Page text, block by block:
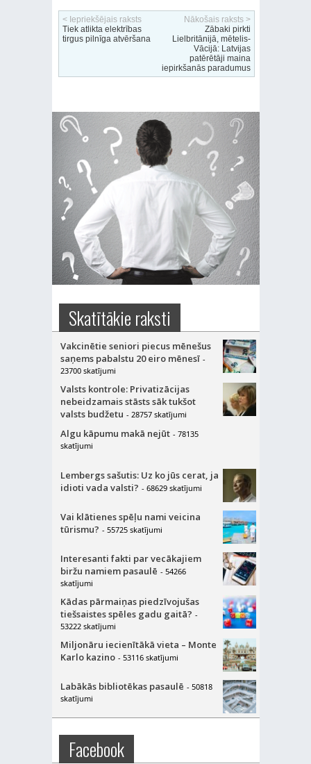
< Iepriekšējais raksts
Tiek atlikta elektrības
tirgus pilnīga atvēršana
Nākošais raksts >
Zābaki pirkti
Lielbritānijā, mētelis-
Vācijā: Latvijas
patērētāji maina
iepirkšanās paradumus
Skatītākie raksti
Vakcinētie seniori piecus mēnešus
saņems pabalstu 20 eiro mēnesī -
23700 skatījumi
Valsts kontrole: Privatizācijas
nebeidzamais stāsts sāk tukšot
valsts budžetu - 28757 skatījumi
Algu kāpumu makā nejūt - 78135
skatījumi
Lembergs sašutis: Uz ko jūs cerat, ja
idioti vada valsti? - 68629 skatījumi
Vai klātienes spēļu nami veicina
tūrismu? - 55725 skatījumi
Interesanti fakti par vecākajiem
biržu namiem pasaulē - 54266
skatījumi
Kādas pārmaiņas piedzīvojušas
tiešsaistes spēles gadu gaitā? -
53222 skatījumi
Miljonāru iecienītākā vieta – Monte
Karlo kazino - 53116 skatījumi
Labākās bibliotēkas pasaulē - 50818
skatījumi
Facebook